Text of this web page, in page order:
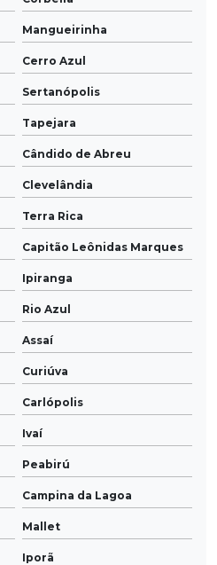
Mangueirinha
Cerro Azul
Sertanópolis
Tapejara
Cândido de Abreu
Clevelândia
Terra Rica
Capitão Leônidas Marques
Ipiranga
Rio Azul
Assaí
Curiúva
Carlópolis
Ivaí
Peabirú
Campina da Lagoa
Mallet
Iporã